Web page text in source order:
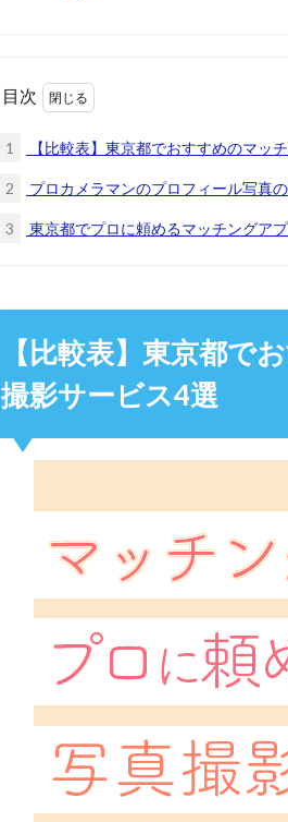
目次
1 【比較表】東京都でおすすめのマッ
2 プロカメラマンのプロフィール写真
3 東京都でプロに頼めるマッチングア
【比較表】東京都で
撮影サービス4選